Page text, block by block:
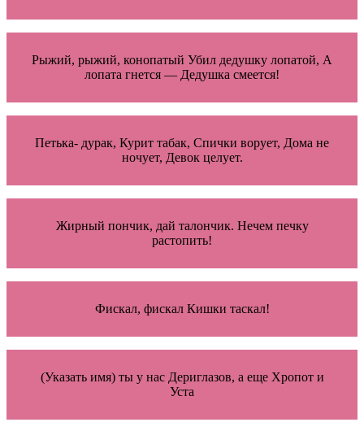
Рыжий, рыжий, конопатый Убил дедушку лопатой, А
лопата гнется — Дедушка смеется!
Петька- дурак, Курит табак, Спички ворует, Дома не
ночует, Девок целует.
Жирный пончик, дай талончик. Нечем печку
растопить!
Фискал, фискал Кишки таскал!
(Указать имя) ты у нас Дериглазов, а еще Хропот и
Уста